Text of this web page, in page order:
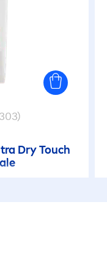
Dry Touch